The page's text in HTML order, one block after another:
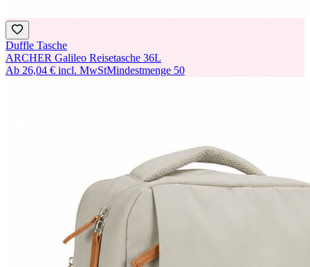
Duffle Tasche
ARCHER Galileo Reisetasche 36L
Ab 26,04 € incl. MwStMindestmenge 50